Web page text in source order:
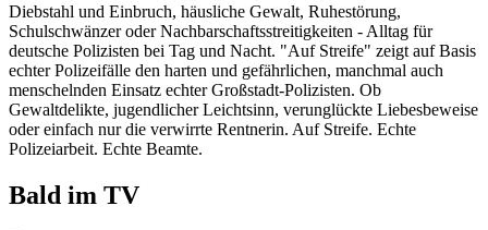
Diebstahl und Einbruch, häusliche Gewalt, Ruhestörung,
Schulschwänzer oder Nachbarschaftsstreitigkeiten - Alltag für
deutsche Polizisten bei Tag und Nacht. "Auf Streife" zeigt auf Basis
echter Polizeifälle den harten und gefährlichen, manchmal auch
menschelnden Einsatz echter Großstadt-Polizisten. Ob
Gewaltdelikte, jugendlicher Leichtsinn, verunglückte Liebesbeweise
oder einfach nur die verwirrte Rentnerin. Auf Streife. Echte
Polizeiarbeit. Echte Beamte.
Bald im TV